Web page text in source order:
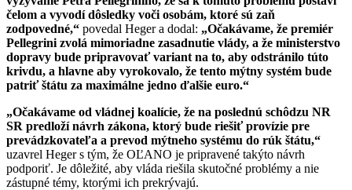
čelom a vyvodí dôsledky voči osobám, ktoré sú zaň
zodpovedné,“ povedal Heger a dodal: „Očakávame, že premiér
Pellegrini zvolá mimoriadne zasadnutie vlády, a že ministerstvo
dopravy bude pripravovať variant na to, aby odstránilo túto
krivdu, a hlavne aby vyrokovalo, že tento mýtny systém bude
patriť štátu za maximálne jedno ďalšie euro.“
„Očakávame od vládnej koalície, že na poslednú schôdzu NR
SR predloží návrh zákona, ktorý bude riešiť provízie pre
prevádzkovateľa a prevod mýtneho systému do rúk štátu,“
uzavrel Heger s tým, že OĽANO je pripravené takýto návrh
podporiť. Je dôležité, aby vláda riešila skutočné problémy a nie
zástupné témy, ktorými ich prekrývajú.